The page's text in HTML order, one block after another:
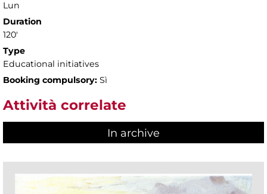
Lun
Duration
120'
Type
Educational initiatives
Booking compulsory: Sì
Attività correlate
In archive